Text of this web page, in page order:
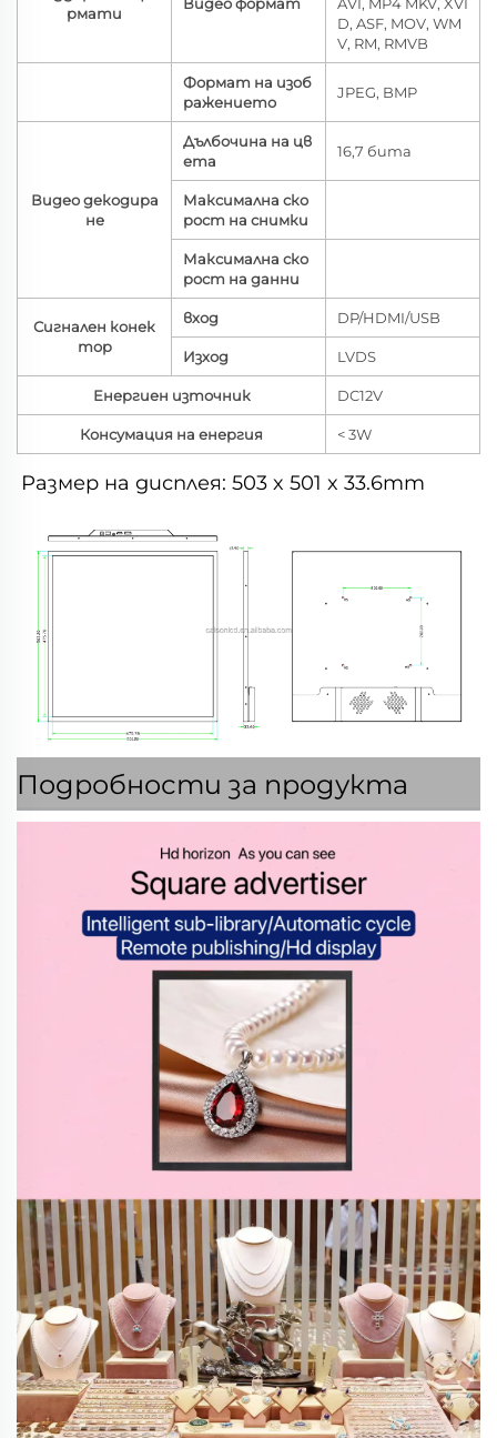
рмати
D, ASF, MOV, WM
V, RM, RMVB
Формат на изоб
ражението
JPEG, BMP
Видео декодира
не
Дълбочина на цв
ета
16,7 бита
Максимална ско
рост на снимки
Максимална ско
рост на данни
Сигнален конек
тор
вход DP/HDMI/USB
Изход LVDS
Енергиен източник DC12V
Консумация на енергия < 3W
Размер на дисплея: 503 x 501 x 33.6mm
Подробности за продукта